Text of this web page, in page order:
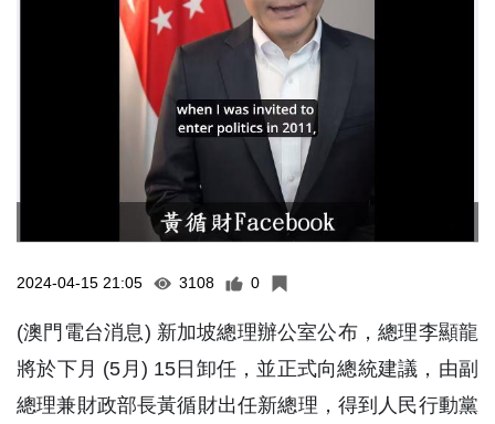
2024-04-15 21:05 3108 0
(澳門電台消息) 新加坡總理辦公室公布，總理李顯龍
將於下月 (5月) 15日卸任，並正式向總統建議，由副
總理兼財政部長黃循財出任新總理，得到人民行動黨